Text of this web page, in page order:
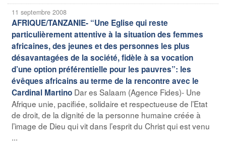
11 septembre 2008
AFRIQUE/TANZANIE- “Une Eglise qui reste
particulièrement attentive à la situation des femmes
africaines, des jeunes et des personnes les plus
désavantagées de la société, fidèle à sa vocation
d’une option préférentielle pour les pauvres”: les
évêques africains au terme de la rencontre avec le
Cardinal Martino Dar es Salaam (Agence Fides)- Une
Afrique unie, pacifiée, solidaire et respectueuse de l’Etat
de droit, de la dignité de la personne humaine créée à
l’image de Dieu qui vit dans l’esprit du Christ qui est venu
...